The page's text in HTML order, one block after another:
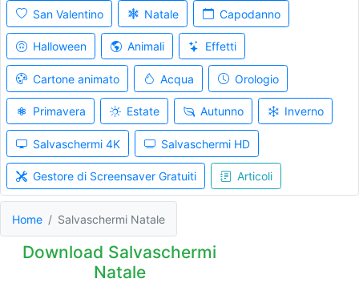
San Valentino Natale Capodanno
Halloween Animali Effetti
Cartone animato Acqua Orologio
Primavera Estate Autunno Inverno
Salvaschermi 4K Salvaschermi HD
Gestore di Screensaver Gratuiti Articoli
Home Salvaschermi Natale
Download Salvaschermi
Natale